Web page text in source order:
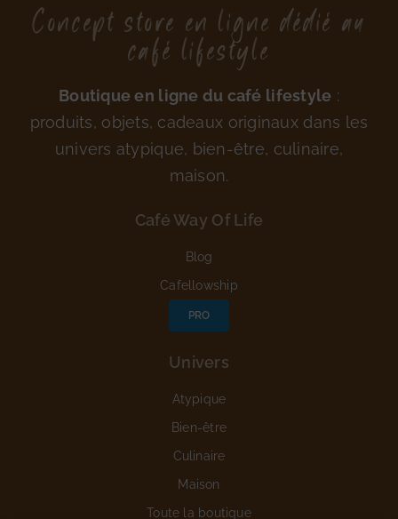
Concept store en ligne dédié au
café lifestyle
Boutique en ligne du café lifestyle :
produits, objets, cadeaux originaux dans les
univers atypique, bien-être, culinaire,
maison.
Café Way Of Life
Blog
Cafellowship
PRO
Univers
Atypique
Bien-être
Culinaire
Maison
Toute la boutique